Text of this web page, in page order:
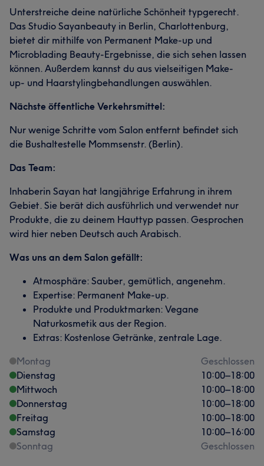
Unterstreiche deine natürliche Schönheit typgerecht.
Das Studio Sayanbeauty in Berlin, Charlottenburg,
bietet dir mithilfe von Permanent Make-up und
Microblading Beauty-Ergebnisse, die sich sehen lassen
können. Außerdem kannst du aus vielseitigen Make-
up- und Haarstylingbehandlungen auswählen.
Nächste öffentliche Verkehrsmittel:
Nur wenige Schritte vom Salon entfernt befindet sich
die Bushaltestelle Mommsenstr. (Berlin).
Das Team:
Inhaberin Sayan hat langjährige Erfahrung in ihrem
Gebiet. Sie berät dich ausführlich und verwendet nur
Produkte, die zu deinem Hauttyp passen. Gesprochen
wird hier neben Deutsch auch Arabisch.
Was uns an dem Salon gefällt:
Atmosphäre: Sauber, gemütlich, angenehm.
Expertise: Permanent Make-up.
Produkte und Produktmarken: Vegane
Naturkosmetik aus der Region.
Extras: Kostenlose Getränke, zentrale Lage.
Montag
Geschlossen
Dienstag
10:00–18:00
Mittwoch
10:00–18:00
Donnerstag
10:00–18:00
Freitag
10:00–18:00
Samstag
10:00–16:00
Sonntag
Geschlossen